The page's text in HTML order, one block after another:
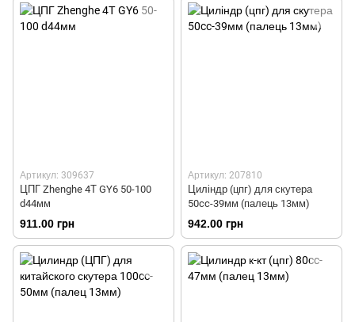
Артикул: 309637
ЦПГ Zhenghe 4Т GY6 50-100
d44мм
911.00 грн
Артикул: 207810
Циліндр (цпг) для скутера
50cc-39мм (палець 13мм)
942.00 грн